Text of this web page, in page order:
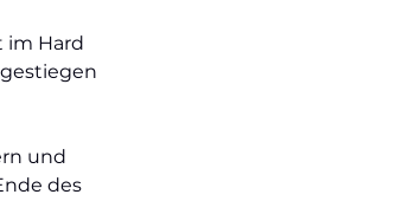
im Hard
und
des